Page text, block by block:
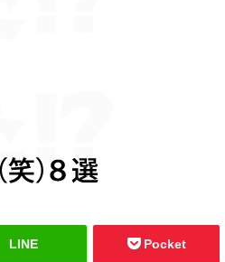
LINE Pocket